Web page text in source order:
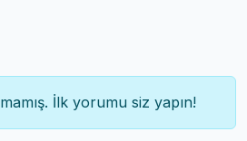
İlk yorumu siz yapın!